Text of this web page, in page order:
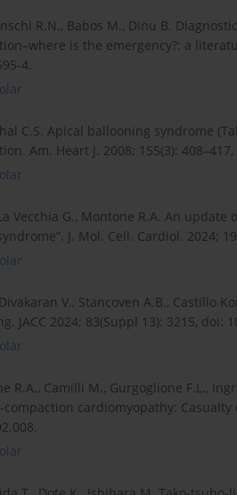
R.N., Babos M., Dinu B.
is the emergency?: a
4.
C.S. Apical ballooning syndrome
Am. Heart J. 2008; 155(3):
Vecchia G., Montone R.A. An
J. Mol. Cell. Cardiol. 2024;
V., Stancoven A.B., Castillo
JACC 2024; 83(Suppl 13): 3215, doi:
R.A., Camilli M., Gurgoglione F.L.,
cardiomyopathy: Casualty